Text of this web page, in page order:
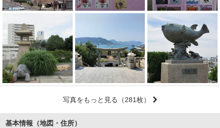
写真をもっと見る （281枚）
基本情報（地図・住所）